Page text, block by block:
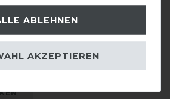
ABLEHNEN
AKZEPTIEREN